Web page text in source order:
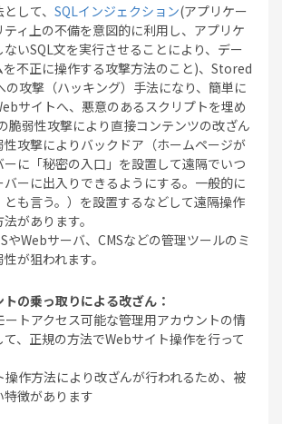
して、 SQLインジェクション(アプリケー
ィ上の不備を意図的に利用し、アプリケ
いSQL文を実行させることにより、デー
を不正に操作する攻撃方法のこと)、Stored
の攻撃（ハッキング）手法になり、簡単に
サイトへ、悪意のあるスクリプトを埋め
脆弱性攻撃により直接コンテンツの改ざん
攻撃によりバックドア（ホームページが
に「秘密の入口」を設置して遠隔でいつ
ーに出入りできるようにする。一般的に
とも言う。）を設置するなどして遠隔操作
があります。
やWebサーバ、CMSなどの管理ツールのミ
が狙われます。
の乗っ取りによる改ざん：
トアクセス可能な管理用アカウントの情
、正規の方法でWebサイト操作を行って
操作方法により改ざんが行われるため、被
徴があります